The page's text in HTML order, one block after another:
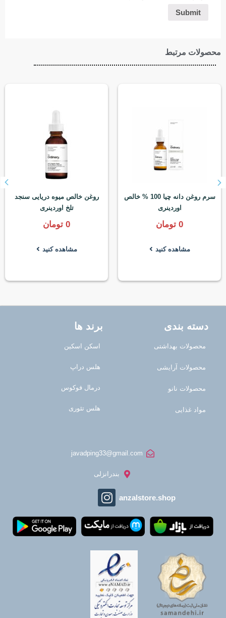
محصولات مرتبط
سرم روغن دانه چیا 100 % خالص
اوردینری
0 تومان
مشاهده کنید
روغن خالص میوه دریایی سنجد
تلخ اوردینری
0 تومان
مشاهده کنید
دسته بندی
محصولات بهداشتی
محصولات آرایشی
محصولات نانو
مواد غذایی
برند ها
اسکن اسکین
هلس دراپ
درمال فوکوس
هلس تئوری
javadping33@gmail.com
بندرانزلی
anzalstore.shop